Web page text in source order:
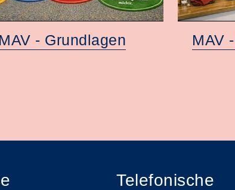
MAV - Grundlagen
MAV
Telefonische